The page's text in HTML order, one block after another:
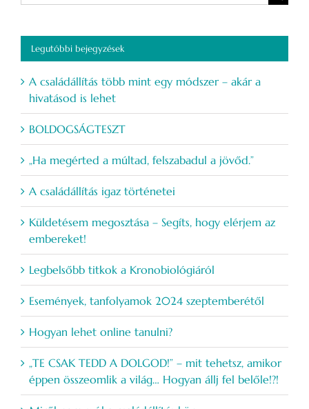
Legutóbbi bejegyzések
A családállítás több mint egy módszer – akár a
hivatásod is lehet
BOLDOGSÁGTESZT
„Ha megérted a múltad, felszabadul a jövőd.”
A családállítás igaz történetei
Küldetésem megosztása – Segíts, hogy elérjem az
embereket!
Legbelsőbb titkok a Kronobiológiáról
Események, tanfolyamok 2024 szeptemberétől
Hogyan lehet online tanulni?
„TE CSAK TEDD A DOLGOD!” – mit tehetsz, amikor
éppen összeomlik a világ… Hogyan állj fel belőle!?!